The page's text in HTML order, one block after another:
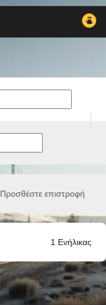
Προσθέστε επιστροφή
1 Ενήλικας